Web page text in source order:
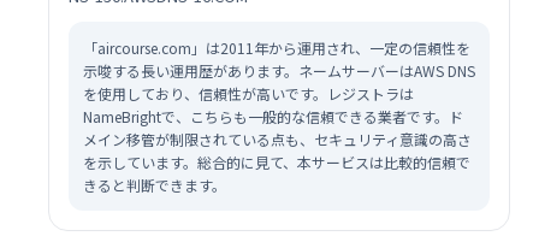
「aircourse.com」は2011年から運用され、一定の信頼性を
示唆する長い運用歴があります。ネームサーバーはAWS DNS
を使用しており、信頼性が高いです。レジストラは
NameBrightで、こちらも一般的な信頼できる業者です。ド
メイン移管が制限されている点も、セキュリティ意識の高さ
を示しています。総合的に見て、本サービスは比較的信頼で
きると判断できます。